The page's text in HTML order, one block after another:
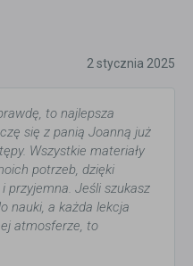
2 stycznia 2025
to najlepsza
się z panią Joanną już
Wszystkie materiały
potrzeb, dzięki
przyjemna. Jeśli szukasz
nauki, a każda lekcja
atmosferze, to